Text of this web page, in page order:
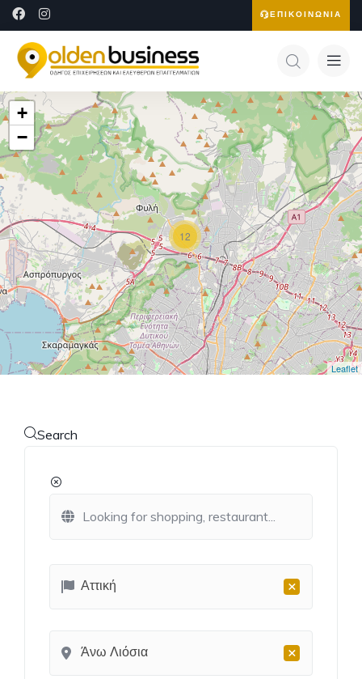
ΕΠΙΚΟΙΝΩΝΙΑ
12
+
−
Leaflet
Search
×
Αττική
×
Άνω Λιόσια